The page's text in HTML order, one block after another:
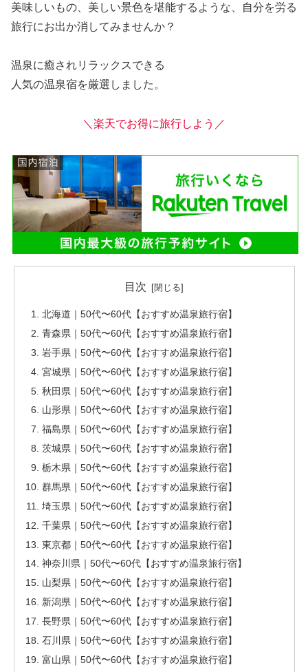
美味しいもの、美しい景色を堪能するような、自分を労る
旅行にお出か消してみませんか？
温泉に癒されリラックスできる
人気の温泉宿を厳選しました。
＼ 楽天でお得に旅行しよう／
目次
北海道｜50代〜60代【おすすめ温泉旅行宿】
青森県｜50代〜60代【おすすめ温泉旅行宿】
岩手県｜50代〜60代【おすすめ温泉旅行宿】
宮城県｜50代〜60代【おすすめ温泉旅行宿】
秋田県｜50代〜60代【おすすめ温泉旅行宿】
山形県｜50代〜60代【おすすめ温泉旅行宿】
福島県｜50代〜60代【おすすめ温泉旅行宿】
茨城県｜50代〜60代【おすすめ温泉旅行宿】
栃木県｜50代〜60代【おすすめ温泉旅行宿】
群馬県｜50代〜60代【おすすめ温泉旅行宿】
埼玉県｜50代〜60代【おすすめ温泉旅行宿】
千葉県｜50代〜60代【おすすめ温泉旅行宿】
東京都｜50代〜60代【おすすめ温泉旅行宿】
神奈川県｜50代〜60代【おすすめ温泉旅行宿】
山梨県｜50代〜60代【おすすめ温泉旅行宿】
新潟県｜50代〜60代【おすすめ温泉旅行宿】
長野県｜50代〜60代【おすすめ温泉旅行宿】
石川県｜50代〜60代【おすすめ温泉旅行宿】
富山県｜50代〜60代【おすすめ温泉旅行宿】